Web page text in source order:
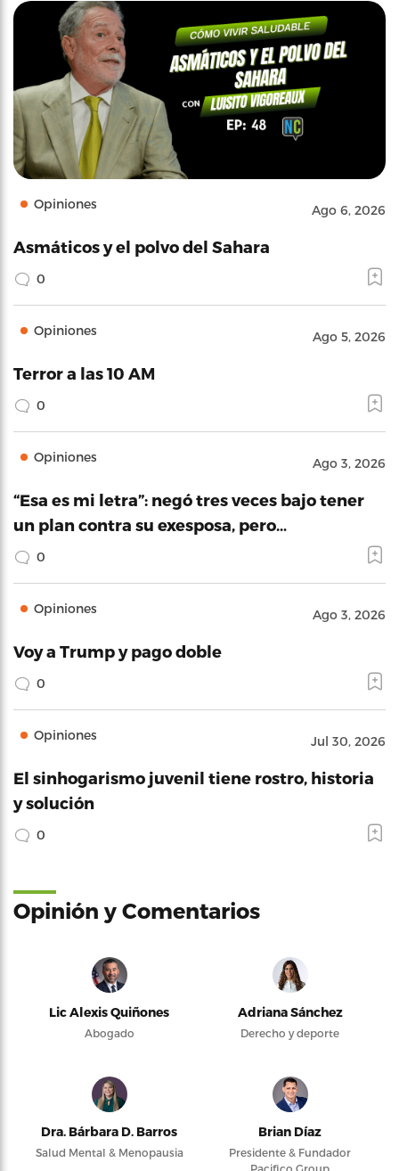
Opiniones Ago 6, 2026
Asmáticos y el polvo del Sahara
0
Opiniones Ago 5, 2026
Terror a las 10 AM
0
Opiniones Ago 3, 2026
“Esa es mi letra”: negó tres veces bajo tener
un plan contra su exesposa, pero…
0
Opiniones Ago 3, 2026
Voy a Trump y pago doble
0
Opiniones Jul 30, 2026
El sinhogarismo juvenil tiene rostro, historia
y solución
0
Opinión y Comentarios
Lic Alexis Quiñones
Abogado
Adriana Sánchez
Derecho y deporte
Dra. Bárbara D. Barros
Salud Mental & Menopausia
Brian Díaz
Presidente & Fundador
Pacifico Group